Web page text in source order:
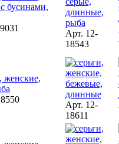
Арт. 12-
18543
Арт. 12-
18611